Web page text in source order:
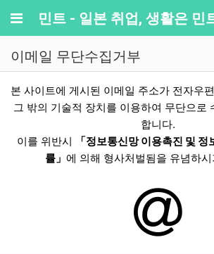
메뉴민트 - 일본 취업, 생활은 민
이메일 무단수집거부
이메일 무단수집금지
본 사이트에 게시된 이메일 주소가 전자우
그 밖의 기술적 장치를 이용하여 무단으로
합니다.
이를 위반시
「정보통신망 이용촉진 및
률」 에 의해 형사처벌됨을 유념하